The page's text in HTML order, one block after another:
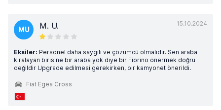
15.10.2024
MU M. U.
Eksiler: Personel daha saygılı ve çözümcü olmalıdır. Sen araba
kiralayan birisine bir araba yok diye bir Fiorino önermek doğru
değildir Upgrade edilmesi gerekirken, bir kamyonet önerildi.
Fiat Egea Cross